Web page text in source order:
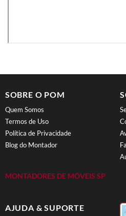
SOBRE O POM
Quem Somos
Termos de Uso
Política de Privacidade
Blog do Montador
MONTADORES DE MÓVEIS SP
AJUDA & SUPORTE